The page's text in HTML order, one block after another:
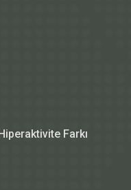
Farkı